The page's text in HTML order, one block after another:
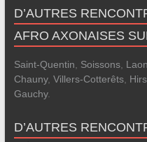
D’AUTRES
AFRO AXONAISES
Saint-Quentin Soissons, Laon
Chauny, Villers-Cotterêts,
Gauchy.
D’AUTRES